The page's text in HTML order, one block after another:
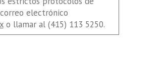
electrónico
o llamar al (415) 113 5250.